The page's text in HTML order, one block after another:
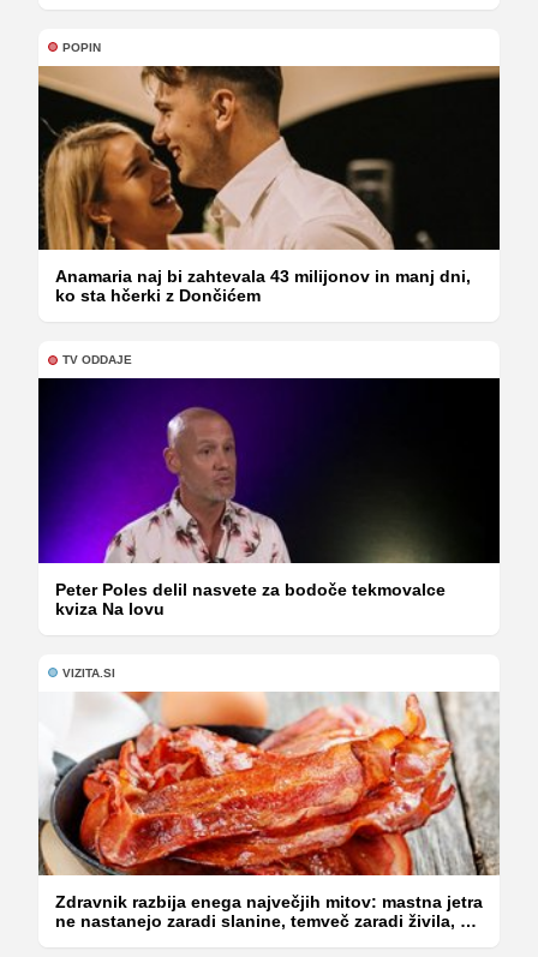
POPIN
Anamaria naj bi zahtevala 43 milijonov in manj dni,
ko sta hčerki z Dončićem
TV ODDAJE
Peter Poles delil nasvete za bodoče tekmovalce
kviza Na lovu
VIZITA.SI
Zdravnik razbija enega največjih mitov: mastna jetra
ne nastanejo zaradi slanine, temveč zaradi živila, ki